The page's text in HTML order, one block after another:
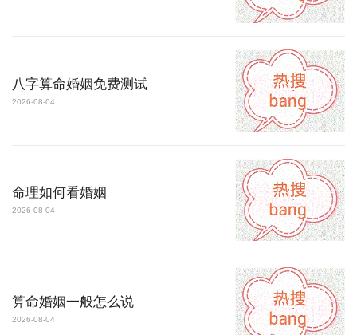
八字算命婚姻免费测试
2026-08-04
命理如何看婚姻
2026-08-04
算命婚姻一般怎么说
2026-08-04